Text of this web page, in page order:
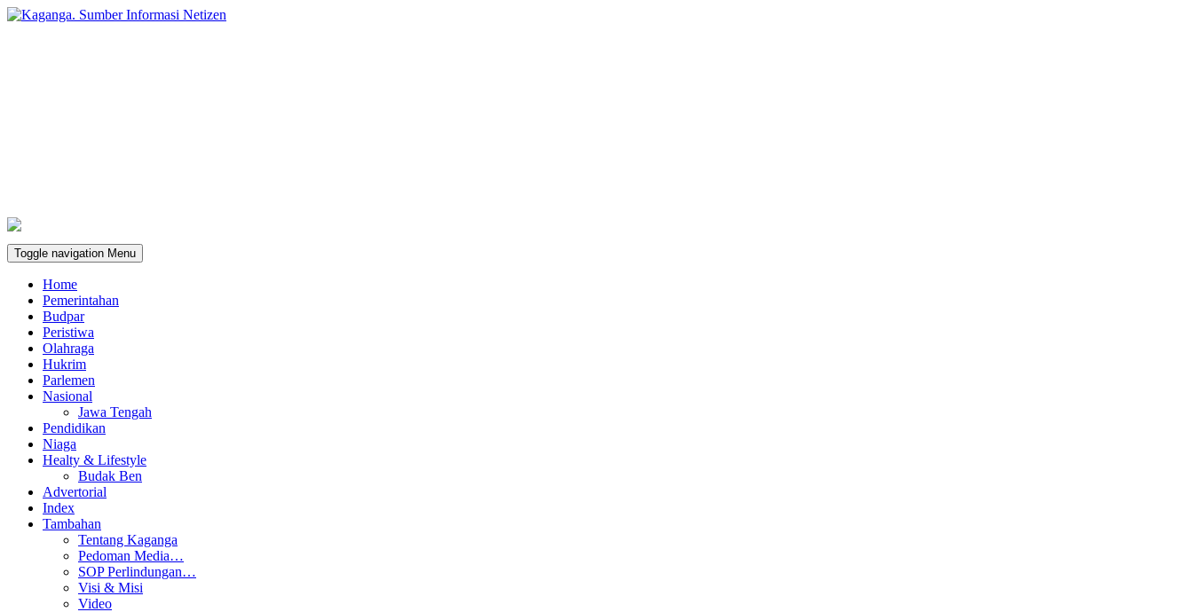
Toggle navigation Menu
Home
Pemerintahan
Budpar
Peristiwa
Olahraga
Hukrim
Parlemen
Nasional
Jawa Tengah
Pendidikan
Niaga
Healty & Lifestyle
Budak Ben
Advertorial
Index
Tambahan
Tentang Kaganga
Pedoman Media…
SOP Perlindungan…
Visi & Misi
Video